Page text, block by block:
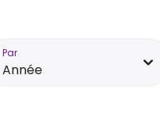
Par
Année